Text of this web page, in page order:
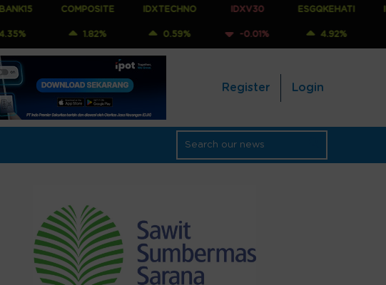
COMPOSITE
1.82%
IDXTECHNO
0.59%
IDXV30
-0.01%
ESGQKEHATI
4.92%
IDXNONCYC
0.88%
Register Login